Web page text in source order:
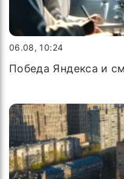
06.08, 10:24
Победа Яндекса и